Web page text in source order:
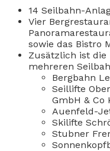
14 Seilbahn-
Vier
sowie das Bistro
Zusätzlich ist die
mehreren
Bergbahn
Seillifte
GmbH & Co
Auenfeld-
Skilifte
Stubner